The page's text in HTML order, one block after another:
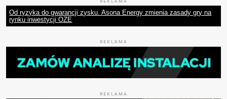
Od ryzyka do gwarancji zysku. Asona Energy zmienia zasady gry na
rynku inwestycji OZE
REKLAMA
REKLAMA